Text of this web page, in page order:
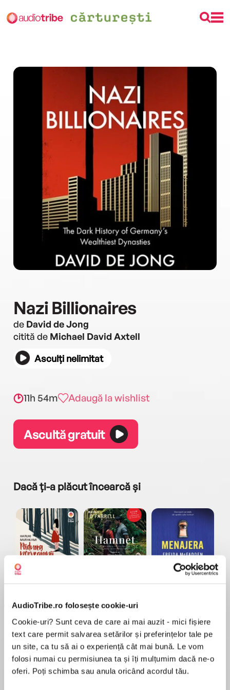
AudioTribe.ro folosește cookie-uri
Cookie-uri? Sunt ceva de care ai mai auzit - mici fișiere
text care permit salvarea setărilor și preferințelor tale pe
un site, ca tu să ai o experiență cât mai bună. Le vom
folosi numai cu permisiunea ta și îți mulțumim dacă ne-o
oferi. Poți schimba sau anula oricând acordul tău.
Nazi Billionaires
de David de Jong
citită de Michael David Axtell
Asculți nelimitat
11h 54m Adaugă la wishlist
Ascultă gratuit
Dacă ți-a plăcut încearcă și
Pădurea norvegiană
Elita de Argint (Elita
de...
Dani Francis
Diavolul se îmbracă de
la...
Menajera
Migdală